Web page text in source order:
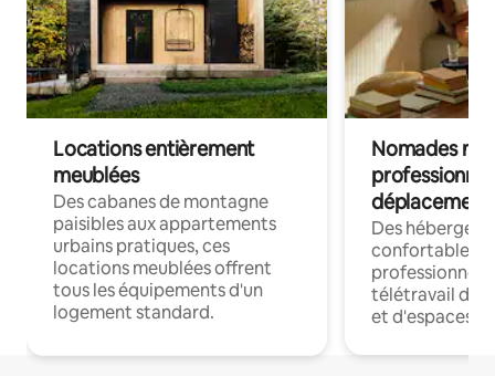
Locations entièrement
meublées
Des cabanes de montagne
paisibles aux appartements
urbains pratiques, ces
locations meublées offrent
tous les équipements d'un
logement standard.
Nomades
déplacement
Des
confortables
professionnels
télétravail
et d'espaces